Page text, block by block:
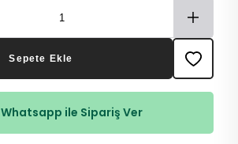
Sepete Ekle
Whatsapp ile Sipariş Ver